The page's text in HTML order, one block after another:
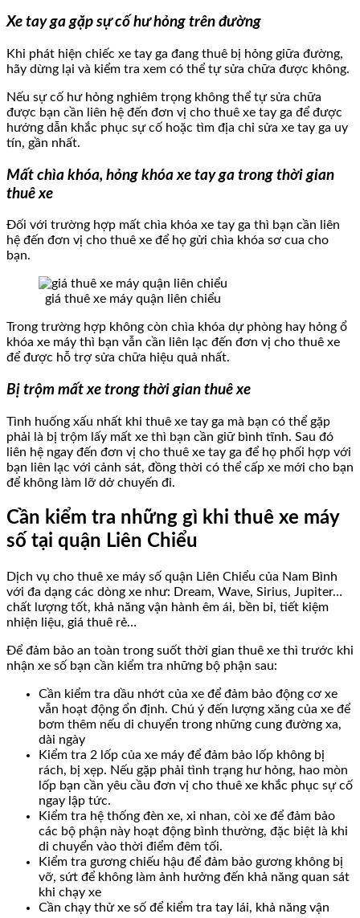
Xe tay ga gặp sự cố hư hỏng trên đường
Khi phát hiện chiếc xe tay ga đang thuê bị hỏng giữa đường,
hãy dừng lại và kiểm tra xem có thể tự sửa chữa được không.
Nếu sự cố hư hỏng nghiêm trọng không thể tự sửa chữa
được bạn cần liên hệ đến đơn vị cho thuê xe tay ga để được
hướng dẫn khắc phục sự cố hoặc tìm địa chỉ sửa xe tay ga uy
tín, gần nhất.
Mất chìa khóa, hỏng khóa xe tay ga trong thời gian
thuê xe
Đối với trường hợp mất chìa khóa xe tay ga thì bạn cần liên
hệ đến đơn vị cho thuê xe để họ gửi chìa khóa sơ cua cho
bạn.
giá thuê xe máy quận liên chiểu
Trong trường hợp không còn chìa khóa dự phòng hay hỏng ổ
khóa xe máy thì bạn vẫn cần liên lạc đến đơn vị cho thuê xe
để được hỗ trợ sửa chữa hiệu quả nhất.
Bị trộm mất xe trong thời gian thuê xe
Tình huống xấu nhất khi thuê xe tay ga mà bạn có thể gặp
phải là bị trộm lấy mất xe thì bạn cần giữ bình tĩnh. Sau đó
liên hệ ngay đến đơn vị cho thuê xe tay ga để họ phối hợp với
bạn liên lạc với cảnh sát, đồng thời có thể cấp xe mới cho bạn
để không làm lỡ dở chuyến đi.
Cần kiểm tra những gì khi thuê xe máy
số tại quận Liên Chiểu
Dịch vụ cho thuê xe máy số quận Liên Chiểu của Nam Bình
với đa dạng các dòng xe như: Dream, Wave, Sirius, Jupiter…
chất lượng tốt, khả năng vận hành êm ái, bền bỉ, tiết kiệm
nhiện liệu, giá thuê rẻ…
Để đảm bảo an toàn trong suốt thời gian thuê xe thì trước khi
nhận xe số bạn cần kiểm tra những bộ phận sau:
Cần kiểm tra dầu nhớt của xe để đảm bảo động cơ xe
vẫn hoạt động ổn định. Chú ý đến lượng xăng của xe để
bơm thêm nếu di chuyển trong những cung đường xa,
dài ngày
Kiểm tra 2 lốp của xe máy để đảm bảo lốp không bị
rách, bị xẹp. Nếu gặp phải tình trạng hư hỏng, hao mòn
lốp bạn cần yêu cầu đơn vị cho thuê xe khắc phục sự cố
ngay lập tức.
Kiểm tra hệ thống đèn xe, xi nhan, còi xe để đảm bảo
các bộ phận này hoạt động bình thường, đặc biệt là khi
di chuyển vào thời điểm đêm tối.
Kiểm tra gương chiếu hậu để đảm bảo gương không bị
vỡ, sứt để không làm ảnh hưởng đến khả năng quan sát
khi chạy xe
Cần chạy thử xe số để kiểm tra tay lái, khả năng vận